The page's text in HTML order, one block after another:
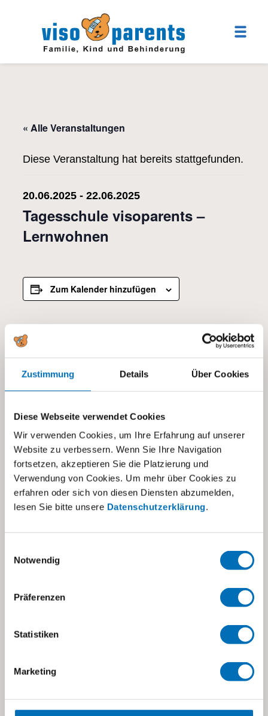
Zustimmung Details Über Cookies
Diese Webseite verwendet Cookies
Wir verwenden Cookies, um Ihre Erfahrung auf unserer
Website zu verbessern. Wenn Sie Ihre Navigation
fortsetzen, akzeptieren Sie die Platzierung und
Verwendung von Cookies. Um mehr über Cookies zu
erfahren oder sich von diesen Diensten abzumelden,
lesen Sie bitte unsere Datenschutzerklärung.
Notwendig
Präferenzen
Statistiken
Marketing
« Alle Veranstaltungen
Diese Veranstaltung hat bereits stattgefunden.
20.06.2025 - 22.06.2025
Tagesschule visoparents –
Lernwohnen
Zum Kalender hinzufügen
DETAILS
Beginn:
20.06.2025
Ende:
Alle, Tagesschule visoparents
Stettbachstrasse 10
+41 43 355 10 20
→ Impressum